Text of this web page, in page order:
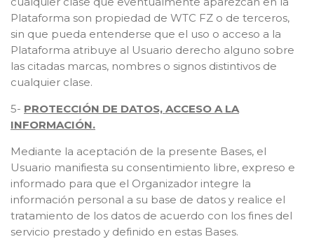
Plataforma son propiedad de WTC FZ o de terceros,
sin que pueda entenderse que el uso o acceso a la
Plataforma atribuye al Usuario derecho alguno sobre
las citadas marcas, nombres o signos distintivos de
cualquier clase.
5- PROTECCIÓN DE DATOS, ACCESO A LA
INFORMACIÓN.
Mediante la aceptación de la presente Bases, el
Usuario manifiesta su consentimiento libre, expreso e
informado para que el Organizador integre la
información personal a su base de datos y realice el
tratamiento de los datos de acuerdo con los fines del
servicio prestado y definido en estas Bases.